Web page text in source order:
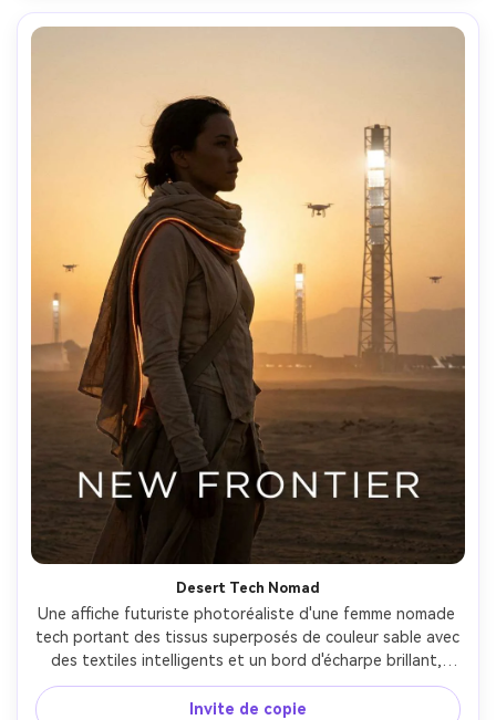
places pour la date-AR 4:5
Desert Tech Nomad
Une affiche futuriste photoréaliste d'une femme nomade
tech portant des tissus superposés de couleur sable avec
des textiles intelligents et un bord d'écharpe brillant,
debout dans un vaste désert avec des tours solaires et
des drones lointains, coucher de soleil chaud avec une
Invite de copie